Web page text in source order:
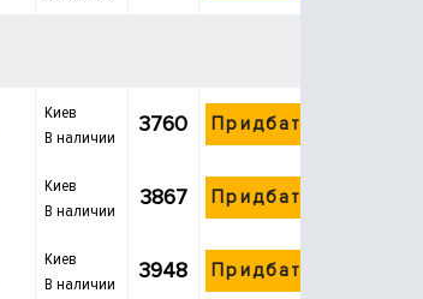
Киев
В наличии
3760 Придбати
Киев
В наличии
3867 Придбати
Киев
В наличии
3948 Придбати